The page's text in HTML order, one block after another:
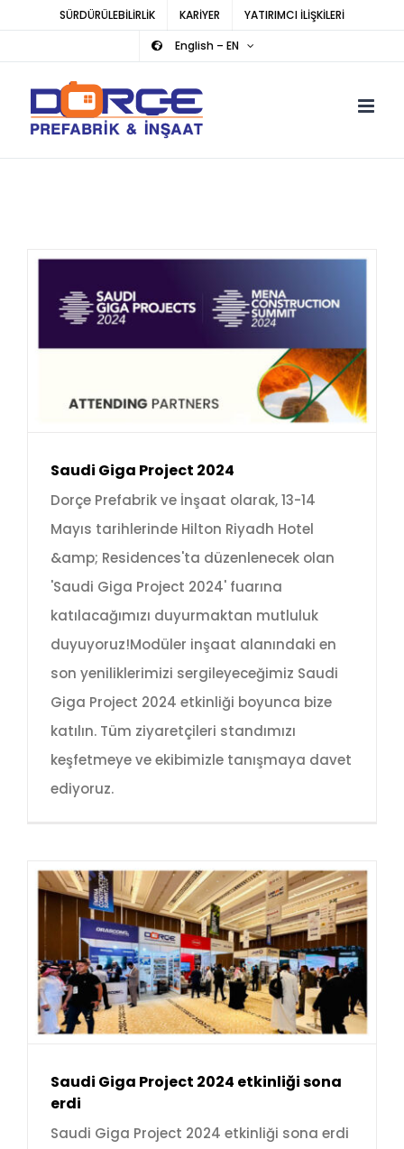
SÜRDÜRÜLEBİLİRLİK KARİYER
YATIRIMCI İLİŞKİLERİ
English – EN
Saudi Giga Project 2024
Dorçe Prefabrik ve İnşaat olarak, 13-14
Mayıs tarihlerinde Hilton Riyadh Hotel
&amp; Residences'ta düzenlenecek olan
'Saudi Giga Project 2024' fuarına
katılacağımızı duyurmaktan mutluluk
duyuyoruz!Modüler inşaat alanındaki en
son yeniliklerimizi sergileyeceğimiz Saudi
Giga Project 2024 etkinliği boyunca bize
katılın. Tüm ziyaretçileri standımızı
keşfetmeye ve ekibimizle tanışmaya davet
ediyoruz.
Saudi Giga Project 2024 etkinliği sona
erdi
Saudi Giga Project 2024 etkinliği sona erdi